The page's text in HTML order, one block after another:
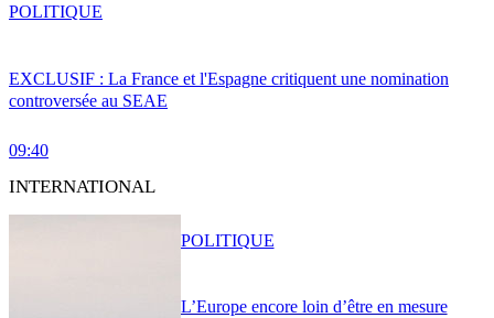
EXCLUSIF : La France et l'Espagne critiquent une nomination
controversée au SEAE
09:40
POLITIQUE
INTERNATIONAL
L’Europe encore loin d’être en mesure
POLITIQUE